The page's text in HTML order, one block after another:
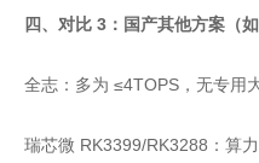
四、对比 3：国产其他方案（
全志：多为 ≤4TOPS，无专用
瑞芯微 RK3399/RK3288：算